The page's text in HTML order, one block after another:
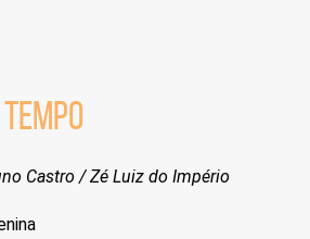
Castro / Zé Luiz do Império